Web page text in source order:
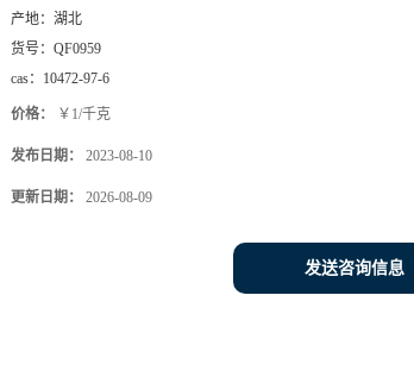
产地： 湖北
货号： QF0959
cas： 10472-97-6
价格： ￥1/千克
发布日期： 2023-08-10
更新日期： 2026-08-09
发送咨询信息